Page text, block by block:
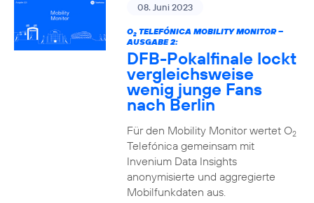
08. Juni 2023
O2TELEFÓNICA MOBILITY MONITOR –
AUSGABE 2:
DFB-Pokalfinale lockt
vergleichsweise
wenig junge Fans
nach Berlin
Für den Mobility Monitor wertet O2
Telefónica gemeinsam mit
Invenium Data Insights
anonymisierte und aggregierte
Mobilfunkdaten aus.